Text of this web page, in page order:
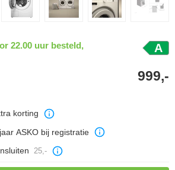
22.00 uur besteld,
A
999,-
korting
ASKO bij registratie
25,-